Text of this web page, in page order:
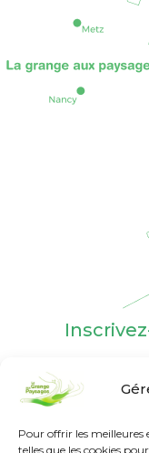
Pour offrir les meilleures
telles que les cookies